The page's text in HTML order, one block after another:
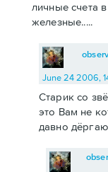
личные счета
железные.....
June 24 2006,
Старик со
это Вам не
давно